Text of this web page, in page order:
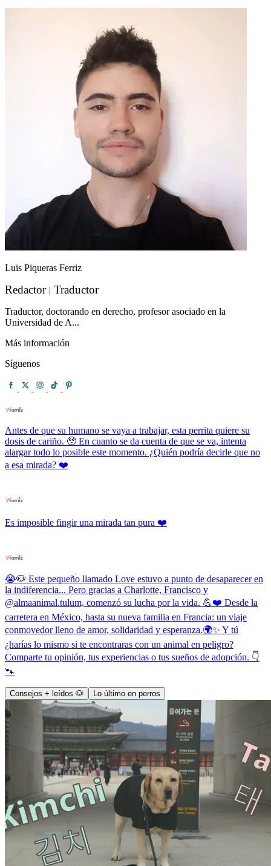
Luis Piqueras Ferriz
Redactor | Traductor
Traductor, doctorando en derecho, profesor asociado en la
Universidad de A...
Más información
Síguenos
Antes de que su humano se vaya a trabajar, esta perrita quiere su
dosis de cariño. 🥹 En cuanto se da cuenta de que se va, intenta
alargar todo lo posible este momento. ¿Quién podría decirle que no
a esa mirada? ❤️
Es imposible fingir una mirada tan pura ❤️
😭🐶 Este pequeño llamado Love estuvo a punto de desaparecer en
la indiferencia... Pero gracias a Charlotte, Francisco y
@almaanimal.tulum, comenzó su lucha por la vida. 💪❤️ Desde la
carretera en México, hasta su nueva familia en Francia: un viaje
conmovedor lleno de amor, solidaridad y esperanza.🌍✨ Y tú
¿harías lo mismo si te encontraras con un animal en peligro?
Comparte tu opinión, tus experiencias o tus sueños de adopción. 👇
🐾
Consejos + leídos 🐶 Lo último en perros